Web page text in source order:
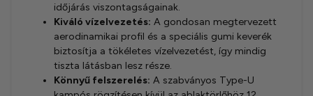
időjárás viszontagságainak.
Kiváló vízelvezetés: A gondosan megtervezett
aerodinamikai profil és a speciális gumi keverék
biztosítja a tökéletes vízelvezetést, így mindig
tiszta látásban lesz része.
Könnyű felszerelés: A szabványos Type-U